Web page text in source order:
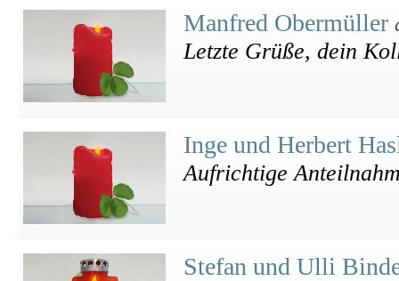
Manfred Obermüller
Letzte Grüße, dein
Inge und Herbert
Aufrichtige
Stefan und Ulli